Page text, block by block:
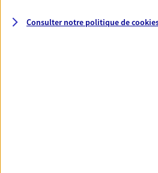
Vous aider à
Consulter notre politique de